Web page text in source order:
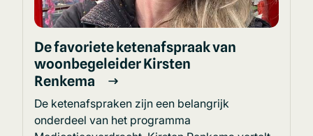
De favoriete ketenafspraak van
woonbegeleider Kirsten
Renkema
De ketenafspraken zijn een belangrijk
onderdeel van het programma